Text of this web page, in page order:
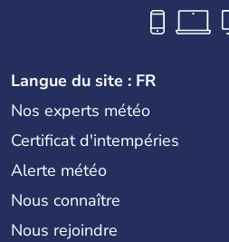
Langue du site : FR
Nos experts météo
Certificat d'intempéries
Alerte météo
Nous connaître
Nous rejoindre